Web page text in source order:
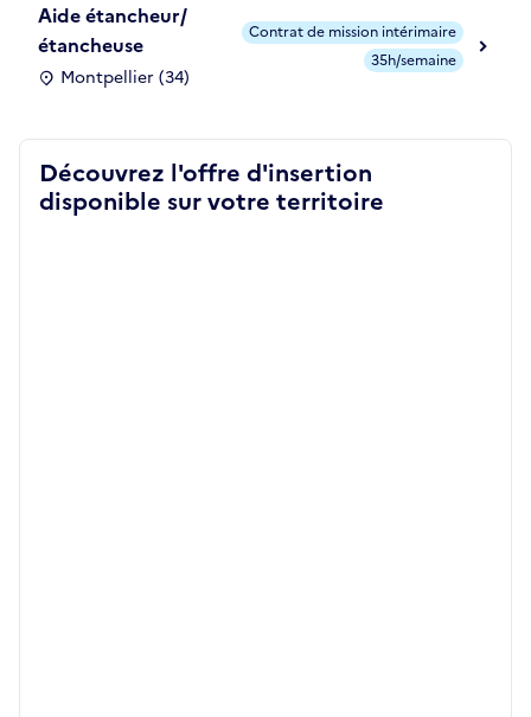
Aide étancheur/
étancheuse
Montpellier (34)
Contrat de mission intérimaire
35h/semaine
Découvrez l'offre d'insertion
disponible sur votre territoire